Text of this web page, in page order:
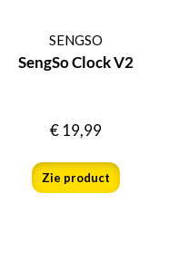
SENGSO
SengSo Clock V2
€19,99
Zie product